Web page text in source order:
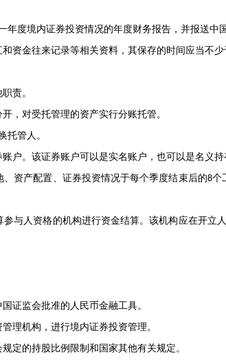
年度境内证券投资情况的年度财务报告，并报送中
金往来记录等相关资料，其保存的时间应当不少
责。
对受托管理的资产实行分账托管。
托管人。
。该证券账户可以是实名账户，也可以是名义持
资产配置、证券投资情况于每个季度结束后的8个
资格的机构进行资金结算。该机构应在开立人
监会批准的人民币金融工具。
机构，进行境内证券投资管理。
的持股比例限制和国家其他有关规定。